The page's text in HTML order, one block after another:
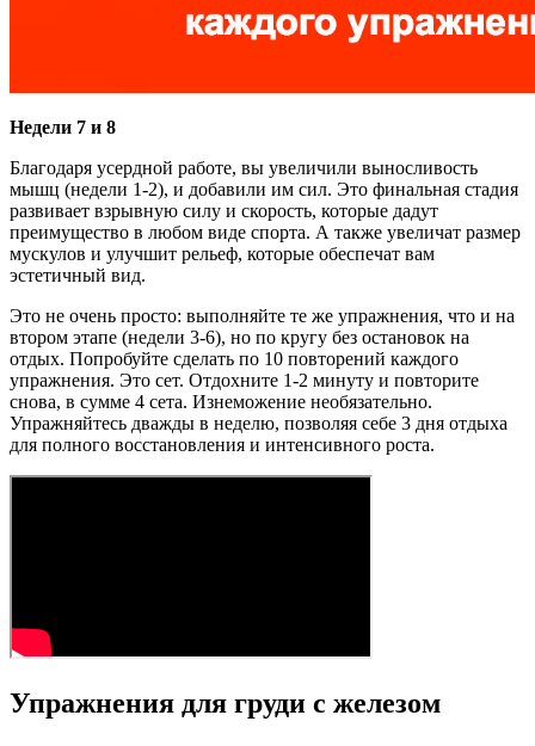
Недели 7 и 8
Благодаря усердной работе, вы увеличили выносливость
мышц (недели 1-2), и добавили им сил. Это финальная стадия
развивает взрывную силу и скорость, которые дадут
преимущество в любом виде спорта. А также увеличат размер
мускулов и улучшит рельеф, которые обеспечат вам
эстетичный вид.
Это не очень просто: выполняйте те же упражнения, что и на
втором этапе (недели 3-6), но по кругу без остановок на
отдых. Попробуйте сделать по 10 повторений каждого
упражнения. Это сет. Отдохните 1-2 минуту и повторите
снова, в сумме 4 сета. Изнеможение необязательно.
Упражняйтесь дважды в неделю, позволяя себе 3 дня отдыха
для полного восстановления и интенсивного роста.
Упражнения для груди с железом